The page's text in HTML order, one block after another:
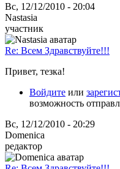
Вс, 12/12/2010 - 20:04
Nastasia
участник
Re: Всем Здравствуйте!!!
Привет, тезка!
Войдите или
возможность
Вс, 12/12/2010 - 20:29
Domenica
редактор